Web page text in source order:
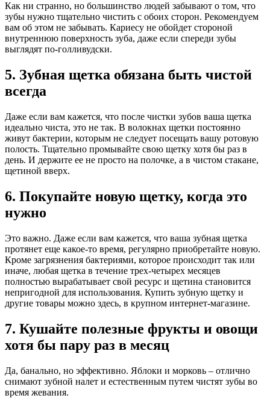
Как ни странно, но большинство людей забывают о том, что
зубы нужно тщательно чистить с обоих сторон. Рекомендуем
вам об этом не забывать. Кариесу не обойдет стороной
внутреннюю поверхность зуба, даже если спереди зубы
выглядят по-голливудски.
5. Зубная щетка обязана быть чистой
всегда
Даже если вам кажется, что после чистки зубов ваша щетка
идеально чиста, это не так. В волокнах щетки постоянно
живут бактерии, которым не следует посещать вашу ротовую
полость. Тщательно промывайте свою щетку хотя бы раз в
день. И держите ее не просто на полочке, а в чистом стакане,
щетиной вверх.
6. Покупайте новую щетку, когда это
нужно
Это важно. Даже если вам кажется, что ваша зубная щетка
протянет еще какое-то время, регулярно приобретайте новую.
Кроме загрязнения бактериями, которое происходит так или
иначе, любая щетка в течение трех-четырех месяцев
полностью вырабатывает свой ресурс и щетина становится
непригодной для использования. Купить зубную щетку и
другие товары можно здесь, в крупном интернет-магазине.
7. Кушайте полезные фрукты и овощи
хотя бы пару раз в месяц
Да, банально, но эффективно. Яблоки и морковь – отлично
снимают зубной налет и естественным путем чистят зубы во
время жевания.